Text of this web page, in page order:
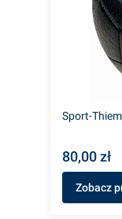
Sport-
80,00 zł
Zobacz